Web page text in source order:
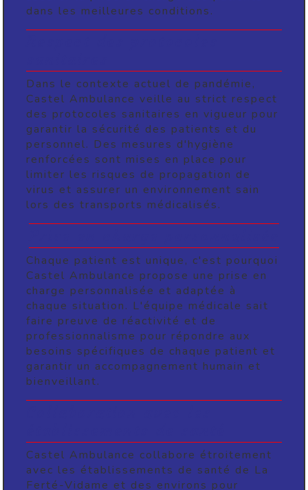
dans les meilleures conditions.
Dans le contexte actuel de pandémie,
Castel Ambulance veille au strict respect
des protocoles sanitaires en vigueur pour
garantir la sécurité des patients et du
personnel. Des mesures d'hygiène
renforcées sont mises en place pour
limiter les risques de propagation de
virus et assurer un environnement sain
lors des transports médicalisés.
Chaque patient est unique, c'est pourquoi
Castel Ambulance propose une prise en
charge personnalisée et adaptée à
chaque situation. L'équipe médicale sait
faire preuve de réactivité et de
professionnalisme pour répondre aux
besoins spécifiques de chaque patient et
garantir un accompagnement humain et
bienveillant.
Castel Ambulance collabore étroitement
avec les établissements de santé de La
Ferté-Vidame et des environs pour